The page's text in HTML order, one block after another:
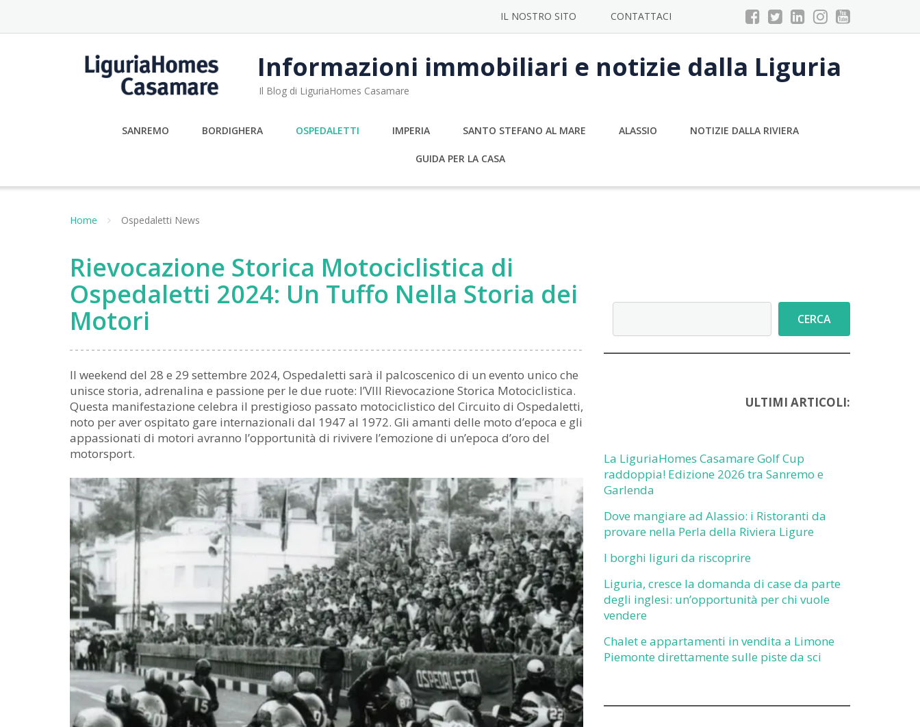
content
IL NOSTRO SITO CONTATTACI
Informazioni immobiliari e notizie dalla Liguria
Il Blog di LiguriaHomes Casamare
SANREMO BORDIGHERA OSPEDALETTI IMPERIA SANTO STEFANO AL MARE ALASSIO NOTIZIE DALLA RIVIERA
GUIDA PER LA CASA
Home Ospedaletti News
Rievocazione Storica Motociclistica di
Ospedaletti 2024: Un Tuffo Nella Storia dei
Motori
Il weekend del 28 e 29 settembre 2024, Ospedaletti sarà il palcoscenico di un evento unico che
unisce storia, adrenalina e passione per le due ruote: l’VIII Rievocazione Storica Motociclistica.
Questa manifestazione celebra il prestigioso passato motociclistico del Circuito di Ospedaletti,
noto per aver ospitato gare internazionali dal 1947 al 1972. Gli amanti delle moto d’epoca e gli
appassionati di motori avranno l’opportunità di rivivere l’emozione di un’epoca d’oro del
motorsport.
CERCA
ULTIMI ARTICOLI:
La LiguriaHomes Casamare Golf Cup
raddoppia! Edizione 2026 tra Sanremo e
Garlenda
Dove mangiare ad Alassio: i Ristoranti da
provare nella Perla della Riviera Ligure
I borghi liguri da riscoprire
Liguria, cresce la domanda di case da parte
degli inglesi: un’opportunità per chi vuole
vendere
Chalet e appartamenti in vendita a Limone
Piemonte direttamente sulle piste da sci